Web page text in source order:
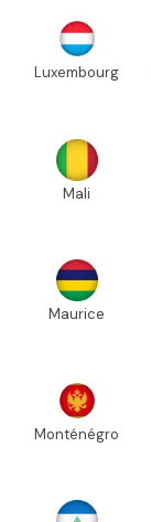
Luxembourg
Mali
Maurice
Monténégro